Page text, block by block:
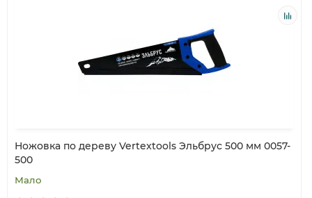
Ножовка по дереву Vertextools Эльбрус 500 мм 0057-
500
Мало